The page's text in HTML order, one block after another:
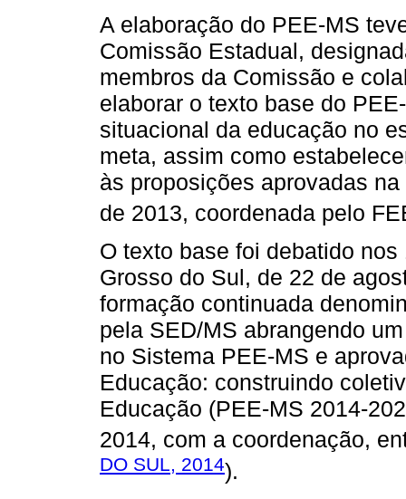
A elaboração do PEE-MS
Comissão Estadual,
membros da Comissão e
elaborar o texto base do
situacional da educação no
meta, assim como
às proposições aprovadas
de 2013, coordenada pelo
O texto base foi debatido
Grosso do Sul, de 22 de
formação continuada
pela SED/MS abrangendo
no Sistema PEE-MS e
Educação: construindo
Educação (PEE-MS 2014-
2014, com a coordenação,
DO SUL, 2014).